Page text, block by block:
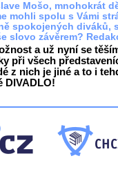
Mošo, mnohokrát
mohli spolu s Vámi
spokojených diváků,
slovo závěrem?
a už nyní se
při všech
z nich je jiné a to i
DIVADLO!